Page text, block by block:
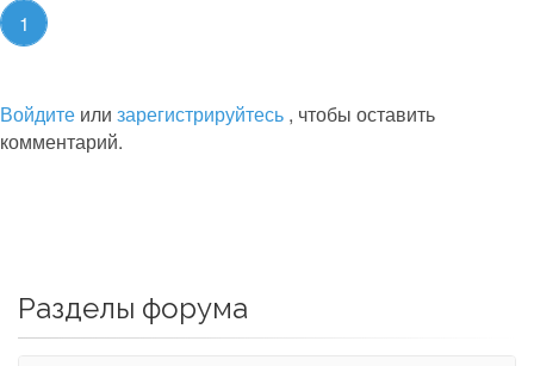
1
Войдите или зарегистрируйтесь , чтобы оставить
комментарий.
Разделы форума